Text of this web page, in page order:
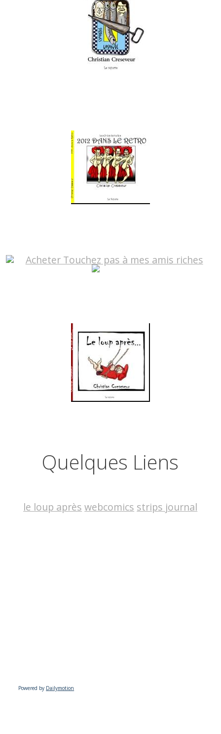
Quelques Liens
le loup après webcomics strips journal
Powered by Dailymotion